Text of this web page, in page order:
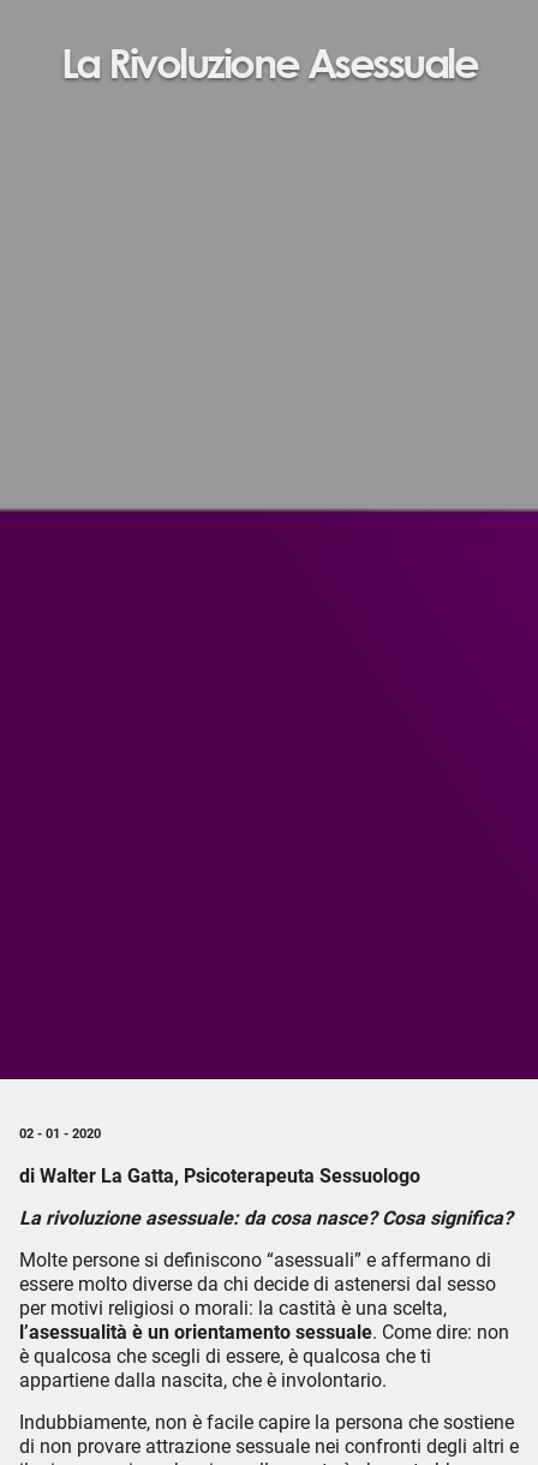
La Rivoluzione Asessuale
02 - 01 - 2020
di Walter La Gatta, Psicoterapeuta Sessuologo
La rivoluzione asessuale: da cosa nasce? Cosa significa?
Molte persone si definiscono “asessuali” e affermano di
essere molto diverse da chi decide di astenersi dal sesso
per motivi religiosi o morali: la castità è una scelta,
l’asessualità è un orientamento sessuale. Come dire: non
è qualcosa che scegli di essere, è qualcosa che ti
appartiene dalla nascita, che è involontario.
Indubbiamente, non è facile capire la persona che sostiene
di non provare attrazione sessuale nei confronti degli altri e